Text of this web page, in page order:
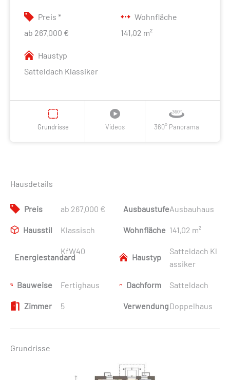
Preis *
ab 267.000 €
Wohnfläche
141,02 m²
Haustyp
Satteldach Klassiker
Grundrisse Videos 360° Panorama
Hausdetails
Preis ab 267.000 € AusbaustufeAusbauhaus
Hausstil Klassisch Wohnfläche 141,02 m²
Energiestandard
KfW40
Haustyp
Satteldach Kl
assiker
Bauweise Fertighaus Dachform Satteldach
Zimmer 5 VerwendungDoppelhaus
Grundrisse